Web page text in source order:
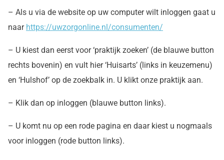
– Als u via de website op uw computer wilt inloggen gaat u
naar https://uwzorgonline.nl/consumenten/
– U kiest dan eerst voor ‘praktijk zoeken’ (de blauwe button
rechts bovenin) en vult hier ‘Huisarts’ (links in keuzemenu)
en ‘Hulshof’ op de zoekbalk in. U klikt onze praktijk aan.
– Klik dan op inloggen (blauwe button links).
– U komt nu op een rode pagina en daar kiest u nogmaals
voor inloggen (rode button links).